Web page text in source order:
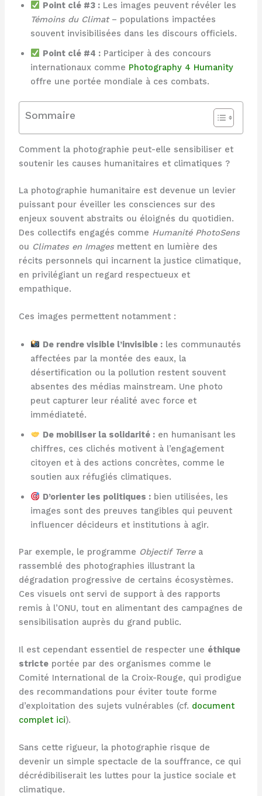
Point clé #3 : Les images peuvent révéler les
Témoins du Climat– populations impactées
souvent invisibilisées dans les discours officiels.
Point clé #4 : Participer à des concours
internationaux comme Photography 4 Humanity
offre une portée mondiale à ces combats.
Sommaire
Comment la photographie peut-elle sensibiliser et
soutenir les causes humanitaires et climatiques ?
La photographie humanitaire est devenue un levier
puissant pour éveiller les consciences sur des
enjeux souvent abstraits ou éloignés du quotidien.
Des collectifs engagés comme Humanité PhotoSens
ou Climates en Imagesmettent en lumière des
récits personnels qui incarnent la justice climatique,
en privilégiant un regard respectueux et
empathique.
Ces images permettent notamment :
De rendre visible l’invisible : les communautés
affectées par la montée des eaux, la
désertification ou la pollution restent souvent
absentes des médias mainstream. Une photo
peut capturer leur réalité avec force et
immédiateté.
De mobiliser la solidarité : en humanisant les
chiffres, ces clichés motivent à l’engagement
citoyen et à des actions concrètes, comme le
soutien aux réfugiés climatiques.
D’orienter les politiques : bien utilisées, les
images sont des preuves tangibles qui peuvent
influencer décideurs et institutions à agir.
Par exemple, le programme Objectif Terrea
rassemblé des photographies illustrant la
dégradation progressive de certains écosystèmes.
Ces visuels ont servi de support à des rapports
remis à l’ONU, tout en alimentant des campagnes de
sensibilisation auprès du grand public.
Il est cependant essentiel de respecter une éthique
stricteportée par des organismes comme le
Comité International de la Croix-Rouge, qui prodigue
des recommandations pour éviter toute forme
d’exploitation des sujets vulnérables (cf. document
complet ici).
Sans cette rigueur, la photographie risque de
devenir un simple spectacle de la souffrance, ce qui
décrédibiliserait les luttes pour la justice sociale et
climatique.